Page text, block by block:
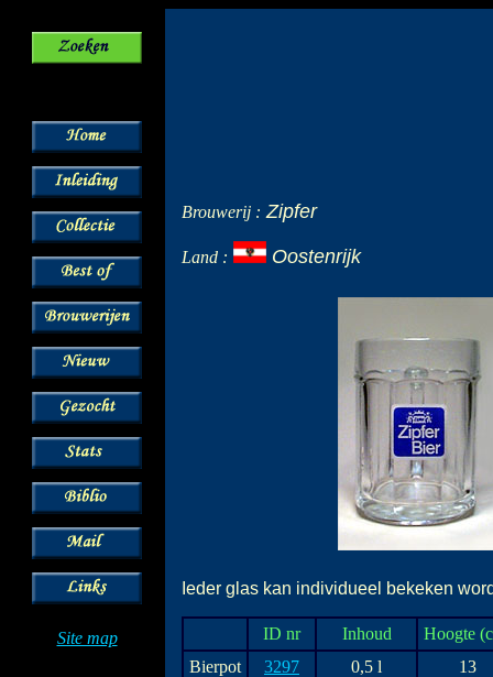
Site map
Brouwerij : Zipfer
Land : Oostenrijk
Ieder glas kan individueel bekeken
ID nr Inhoud
Hoogte
Bierpot
3297 0,5 l
13